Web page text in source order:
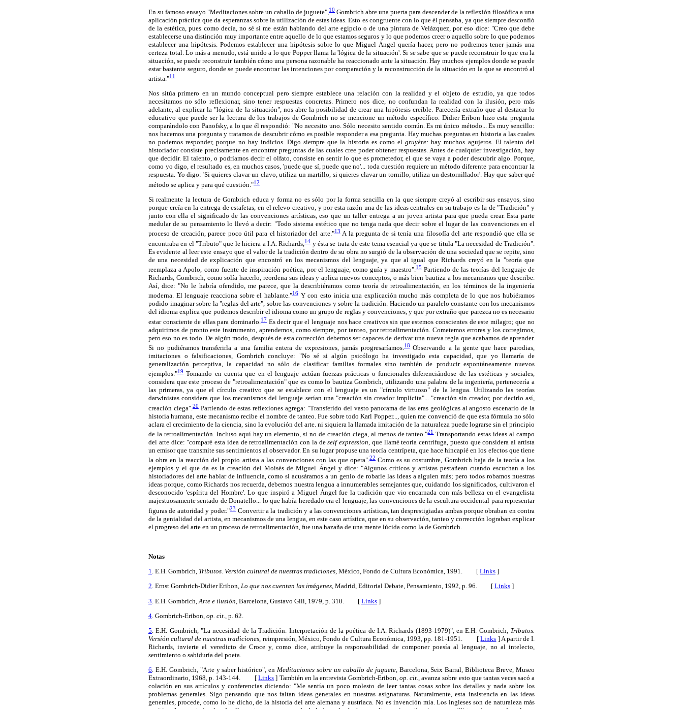
En su famoso ensayo "Meditaciones sobre un caballo de juguete", 10 Gombrich abre una puerta para descender de la reflexión filosófica a una
aplicación práctica que da esperanzas sobre la utilización de estas ideas. Esto es congruente con lo que él pensaba, ya que siempre desconfió
de la estética, pues como decía, no sé si me están hablando del arte egipcio o de una pintura de Velázquez, por eso dice: "Creo que debe
establecerse una distinción muy importante entre aquello de lo que estamos seguros y lo que podemos creer o aquello sobre lo que podemos
establecer una hipótesis. Podemos establecer una hipótesis sobre lo que Miguel Ángel quería hacer, pero no podremos tener jamás una
certeza total. Lo más a menudo, está unido a lo que Popper llama la 'lógica de la situación'. Si se sabe que se puede reconstruir lo que era la
situación, se puede reconstruir también cómo una persona razonable ha reaccionado ante la situación. Hay muchos ejemplos donde se puede
estar bastante seguro, donde se puede encontrar las intenciones por comparación y la reconstrucción de la situación en la que se encontró al
artista."11
Nos sitúa primero en un mundo conceptual pero siempre establece una relación con la realidad y el objeto de estudio, ya que todos
necesitamos no sólo reflexionar, sino tener respuestas concretas. Primero nos dice, no confundan la realidad con la ilusión, pero más
adelante, al explicar la "lógica de la situación", nos abre la posibilidad de crear una hipótesis creíble. Parecería extraño que al destacar lo
educativo que puede ser la lectura de los trabajos de Gombrich no se mencione un método específico. Didier Eribon hizo esta pregunta
comparándolo con Panofsky, a lo que él respondió: "No necesito uno. Sólo necesito sentido común. Es mi único método... Es muy sencillo:
nos hacemos una pregunta y tratamos de descubrir cómo es posible responder a esa pregunta. Hay muchas preguntas en historia a las cuales
no podemos responder, porque no hay indicios. Digo siempre que la historia es como elgruyère: hay muchos agujeros. El talento del
historiador consiste precisamente en encontrar preguntas de las cuales cree poder obtener respuestas. Antes de cualquier investigación, hay
que decidir. El talento, o podríamos decir el olfato, consiste en sentir lo que es prometedor, el que se vaya a poder descubrir algo. Porque,
como yo digo, el resultado es, en muchos casos, 'puede que sí, puede que no'... toda cuestión requiere un método diferente para encontrar la
respuesta. Yo digo: 'Si quieres clavar un clavo, utiliza un martillo, si quieres clavar un tornillo, utiliza un destornillador'. Hay que saber qué
método se aplica y para qué cuestión."12
Si realmente la lectura de Gombrich educa y forma no es sólo por la forma sencilla en la que siempre creyó al escribir sus ensayos, sino
porque creía en la entrega de estafetas, en el relevo creativo, y por esta razón una de las ideas centrales en su trabajo es la de "Tradición" y
junto con ella el significado de las convenciones artísticas, eso que un taller entrega a un joven artista para que pueda crear. Esta parte
medular de su pensamiento lo llevó a decir: "Todo sistema estético que no tenga nada que decir sobre el lugar de las convenciones en el
proceso de creación, parece poco útil para el historiador del arte."13A la pregunta de si tenía una filosofía del arte respondió que ella se
encontraba en el "Tributo" que le hiciera a I.A. Richards,14y ésta se trata de este tema esencial ya que se titula "La necesidad de Tradición".
Es evidente al leer este ensayo que el valor de la tradición dentro de su obra no surgió de la observación de una sociedad que se repite, sino
de una necesidad de explicación que encontró en los mecanismos del lenguaje, ya que al igual que Richards creyó en la "teoría que
reemplaza a Apolo, como fuente de inspiración poética, por el lenguaje, como guía y maestro".15Partiendo de las teorías del lenguaje de
Richards, Gombrich, como solía hacerlo, reordena sus ideas y aplica nuevos conceptos, o más bien bautiza a los mecanismos que describe.
Así, dice: "No le habría ofendido, me parece, que la describiéramos como teoría de retroalimentación, en los términos de la ingeniería
moderna. El lenguaje reacciona sobre el hablante."16Y con esto inicia una explicación mucho más completa de lo que nos hubiéramos
podido imaginar sobre la "reglas del arte", sobre las convenciones y sobre la tradición. Haciendo un paralelo constante con los mecanismos
del idioma explica que podemos describir el idioma como un grupo de reglas y convenciones, y que por extraño que parezca no es necesario
estar consciente de ellas para dominarlo. 17Es decir que el lenguaje nos hace creativos sin que estemos conscientes de este milagro; que no
adquirimos de pronto este instrumento, aprendemos, como siempre, por tanteo, por retroalimentación. Cometemos errores y los corregimos,
pero eso no es todo. De algún modo, después de esta corrección debemos ser capaces de derivar una nueva regla que acabamos de aprender.
Si no pudiéramos transferirla a una familia entera de expresiones, jamás progresaríamos.18Observando a la gente que hace parodias,
imitaciones o falsificaciones, Gombrich concluye: "No sé si algún psicólogo ha investigado esta capacidad, que yo llamaría de
generalización perceptiva, la capacidad no sólo de clasificar familias formales sino también de producir espontáneamente nuevos
ejemplos."19 Tomando en cuenta que en el lenguaje actúan fuerzas prácticas o funcionales diferenciándose de las estéticas y sociales,
considera que este proceso de "retroalimentación" que es como lo bautiza Gombrich, utilizando una palabra de la ingeniería, pertenecería a
las primeras, ya que el círculo creativo que se establece con el lenguaje es un "círculo virtuoso" de la lengua. Utilizando las teorías
darwinistas considera que los mecanismos del lenguaje serían una "creación sin creador implícita"... "creación sin creador, por decirlo así,
creación ciega".20Partiendo de estas reflexiones agrega: "Transferido del vasto panorama de las eras geológicas al angosto escenario de la
historia humana, este mecanismo recibe el nombre de tanteo. Fue sobre todo Karl Popper..., quien me convenció de que esta fórmula no sólo
aclara el crecimiento de la ciencia, sino la evolución del arte. ni siquiera la llamada imitación de la naturaleza puede lograrse sin el principio
de la retroalimentación. Incluso aquí hay un elemento, si no de creación ciega, al menos de tanteo."21 Transportando estas ideas al campo
del arte dice: "comparé esta idea de retroalimentación con la deself expression, que llamé teoría centrífuga, puesto que considera al artista
un emisor que transmite sus sentimientos al observador. En su lugar propuse una teoría centrípeta, que hace hincapié en los efectos que tiene
la obra en la reacción del propio artista a las convenciones con las que opera".22Como es su costumbre, Gombrich baja de la teoría a los
ejemplos y el que da es la creación del Moisés de Miguel Ángel y dice: "Algunos críticos y artistas pestañean cuando escuchan a los
historiadores del arte hablar de influencia, como si acusáramos a un genio de robarle las ideas a alguien más; pero todos robamos nuestras
ideas porque, como Richards nos recuerda, debemos nuestra lengua a innumerables semejantes que, cuidando los significados, cultivaron el
desconocido 'espíritu del Hombre'. Lo que inspiró a Miguel Ángel fue la tradición que vio encarnada con más belleza en el evangelista
majestuosamente sentado de Donatello... lo que había heredado era el lenguaje, las convenciones de la escultura occidental para representar
figuras de autoridad y poder."23Convertir a la tradición y a las convenciones artísticas, tan desprestigiadas ambas porque obraban en contra
de la genialidad del artista, en mecanismos de una lengua, en este caso artística, que en su observación, tanteo y corrección lograban explicar
el progreso del arte en un proceso de retroalimentación, fue una hazaña de una mente lúcida como la de Gombrich.
Notas
1. E.H. Gombrich, Tributos. Versión cultural de nuestras tradiciones, México, Fondo de Cultura Económica, 1991. [ Links ]
2. Ernst Gombrich-Didier Eribon, Lo que nos cuentan las imágenes, Madrid, Editorial Debate, Pensamiento, 1992, p. 96. [ Links ]
3 . E.H. Gombrich, Arte e ilusión, Barcelona, Gustavo Gili, 1979, p. 310. [ Links ]
4 . Gombrich-Eribon, op. cit., p. 62.
5 . E.H. Gombrich, "La necesidad de la Tradición. Interpretación de la poética de I.A. Richards (1893-1979)", en E.H. Gombrich, Tributos.
Versión cultural de nuestras tradiciones, reimpresión, México, Fondo de Cultura Económica, 1993, pp. 181-1951. [Links ]A partir de I.
Richards, invierte el veredicto de Croce y, como dice, atribuye la responsabilidad de componer poesía al lenguaje, no al intelecto,
sentimiento o sabiduría del poeta.
6. E.H. Gombrich, "Arte y saber histórico", enMeditaciones sobre un caballo de juguete,Barcelona, Seix Barral, Biblioteca Breve, Museo
Extraordinario, 1968, p. 143-144. [Links ] También en la entrevista Gombrich-Eribon,op. cit., avanza sobre esto que tantas veces sacó a
colación en sus artículos y conferencias diciendo: "Me sentía un poco molesto de leer tantas cosas sobre los detalles y nada sobre los
problemas generales. Sigo pensando que nos faltan ideas generales en nuestras asignaturas. Naturalmente, esta insistencia en las ideas
generales, procede, como lo he dicho, de la historia del arte alemana y austriaca. No es invención mía. Los ingleses son de naturaleza más